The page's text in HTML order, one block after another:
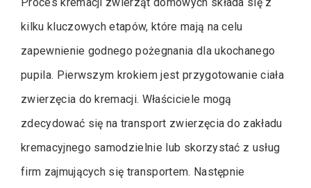
kilku kluczowych etapów, które mają na celu
zapewnienie godnego pożegnania dla ukochanego
pupila. Pierwszym krokiem jest przygotowanie ciała
zwierzęcia do kremacji. Właściciele mogą
zdecydować się na transport zwierzęcia do zakładu
kremacyjnego samodzielnie lub skorzystać z usług
firm zajmujących się transportem. Następnie